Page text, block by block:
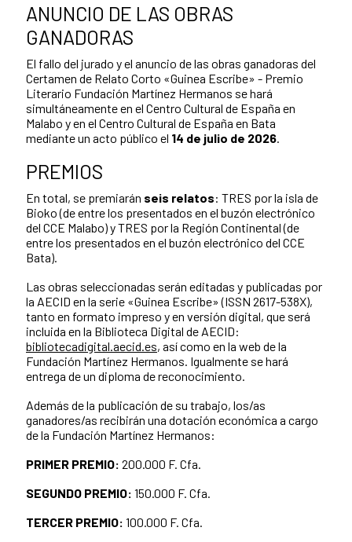
ANUNCIO DE LAS OBRAS
GANADORAS
El fallo del jurado y el anuncio de las obras ganadoras del
Certamen de Relato Corto «Guinea Escribe» - Premio
Literario Fundación Martínez Hermanos se hará
simultáneamente en el Centro Cultural de España en
Malabo y en el Centro Cultural de España en Bata
mediante un acto público el 14 de julio de 2026.
PREMIOS
En total, se premiarán seis relatos: TRES por la isla de
Bioko (de entre los presentados en el buzón electrónico
del CCE Malabo) y TRES por la Región Continental (de
entre los presentados en el buzón electrónico del CCE
Bata).
Las obras seleccionadas serán editadas y publicadas por
la AECID en la serie «Guinea Escribe» (ISSN 2617-538X),
tanto en formato impreso y en versión digital, que será
incluida en la Biblioteca Digital de AECID:
bibliotecadigital.aecid.es, así como en la web de la
Fundación Martínez Hermanos. Igualmente se hará
entrega de un diploma de reconocimiento.
Además de la publicación de su trabajo, los/as
ganadores/as recibirán una dotación económica a cargo
de la Fundación Martínez Hermanos:
PRIMER PREMIO: 200.000 F. Cfa.
SEGUNDO PREMIO: 150.000 F. Cfa.
TERCER PREMIO: 100.000 F. Cfa.